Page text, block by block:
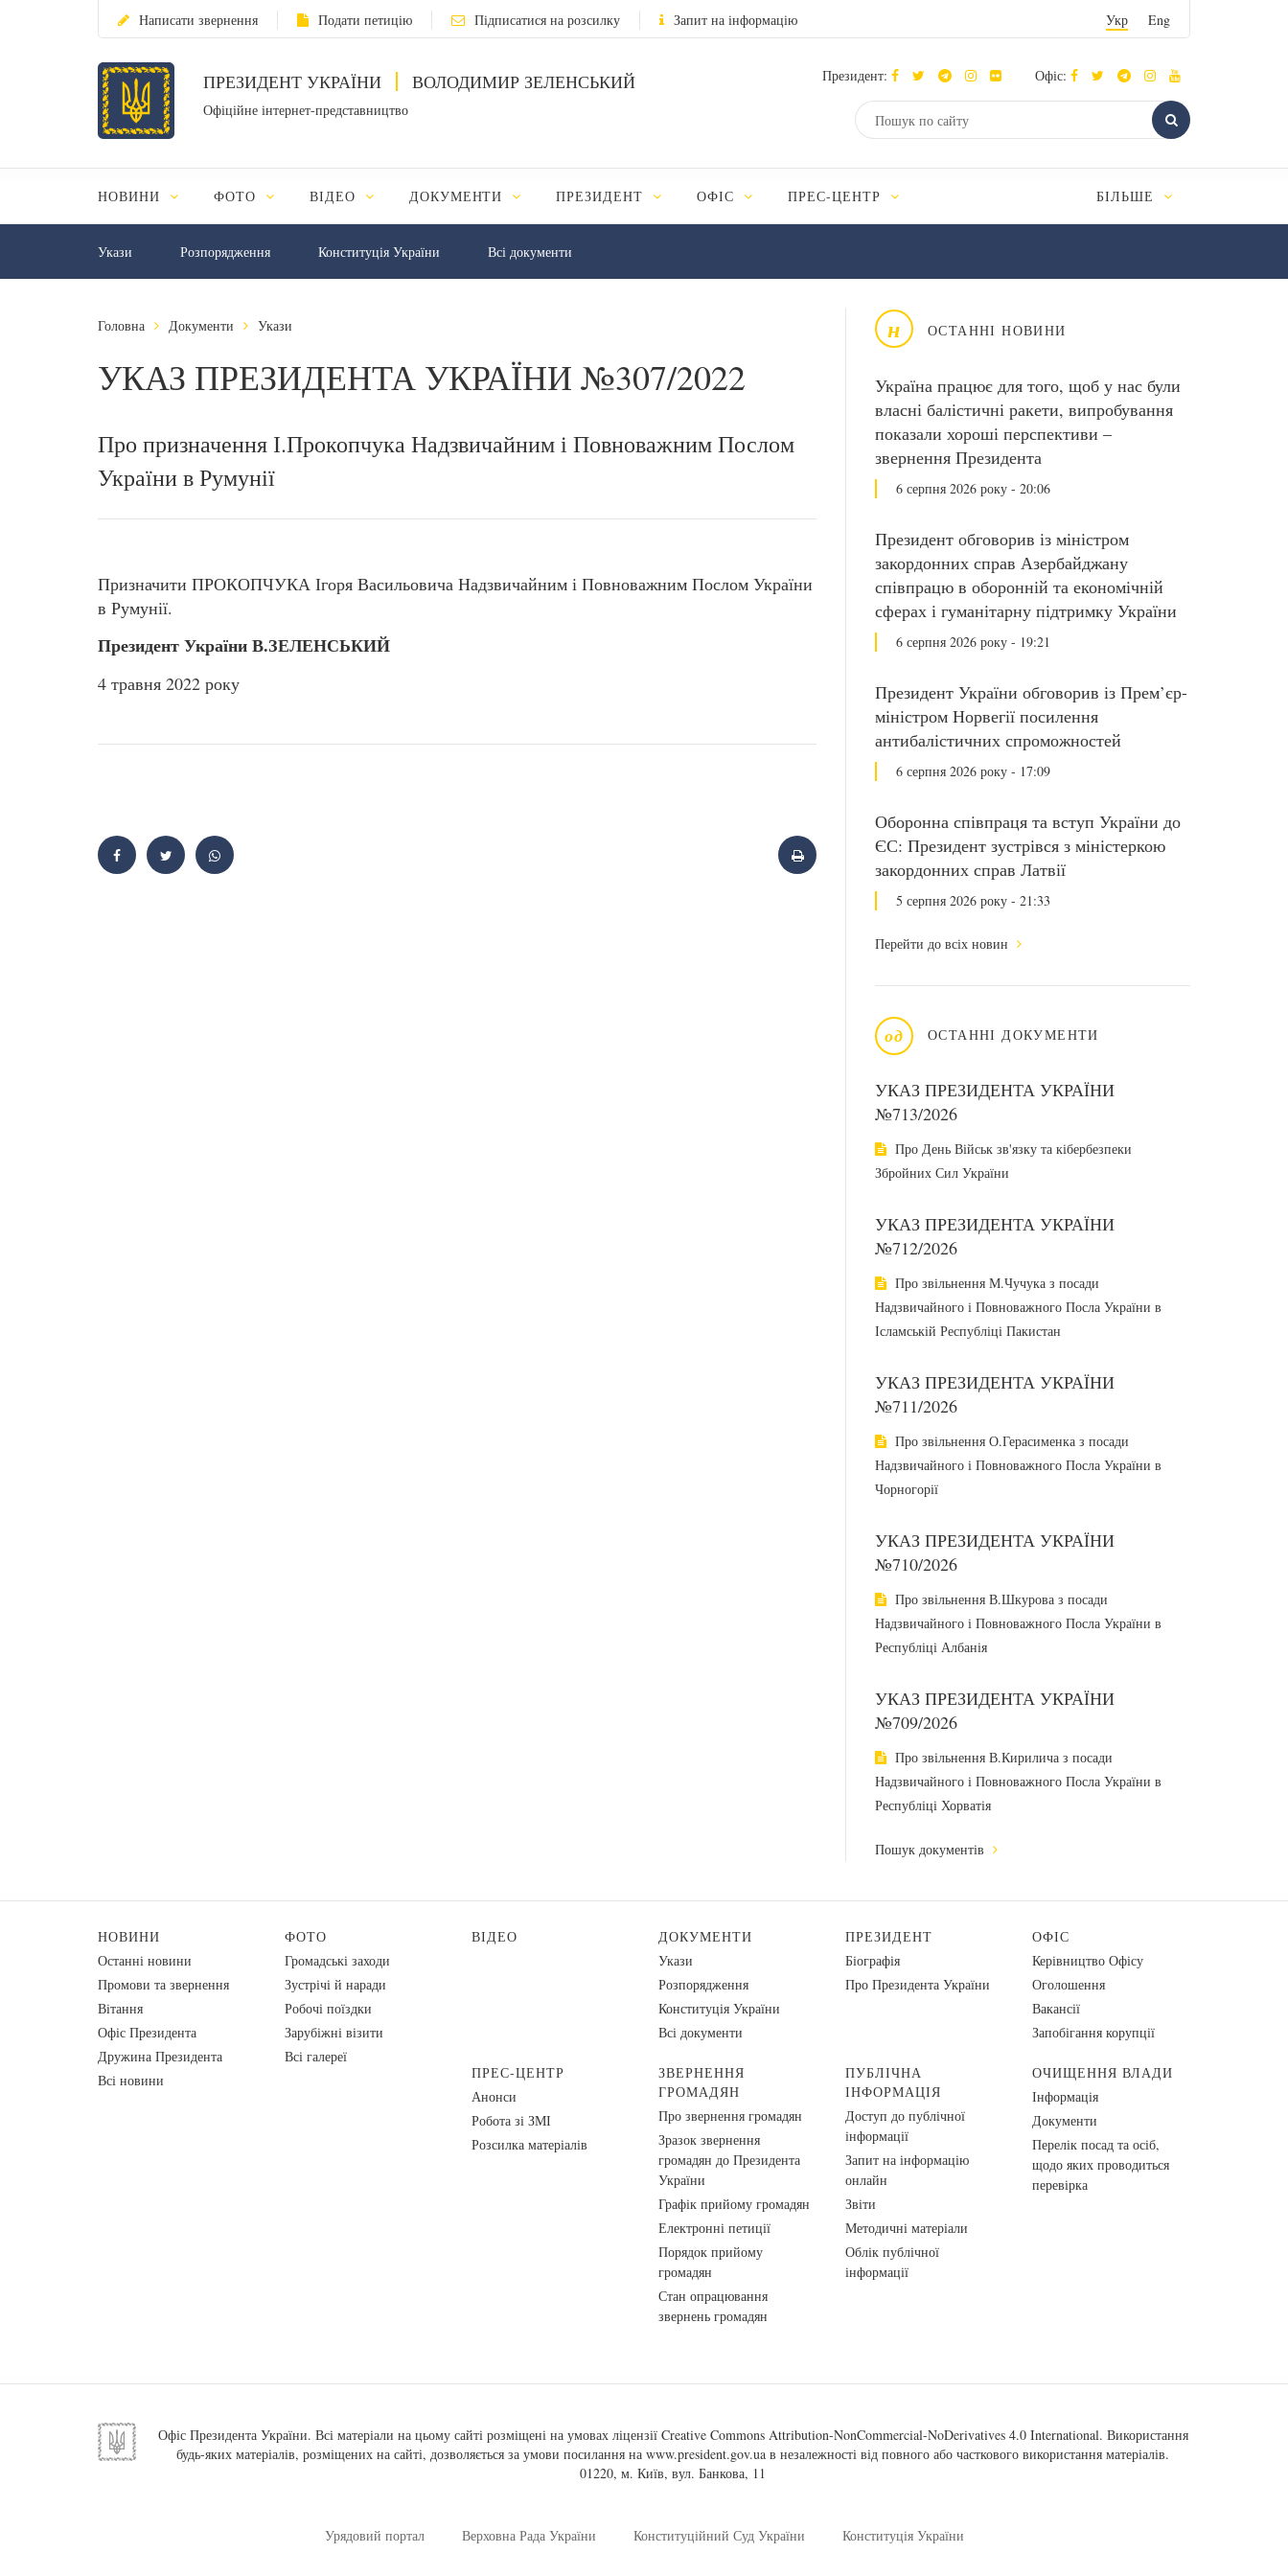
Написати звернення Подати петицію Підписатися на розсилку Запит на інформацію Укр Eng
ПРЕЗИДЕНТ УКРАЇНИ ВОЛОДИМИР ЗЕЛЕНСЬКИЙ
Офіційне інтернет-представництво
Президент: Офіс:
НОВИНИ ФОТО ВІДЕО ДОКУМЕНТИ ПРЕЗИДЕНТ ОФІС ПРЕС-ЦЕНТР БІЛЬШЕ
Укази Розпорядження Конституція України Всі документи
н ОСТАННІ НОВИНИ
Україна працює для того, щоб у нас були
власні балістичні ракети, випробування
показали хороші перспективи –
звернення Президента
6 серпня 2026 року - 20:06
Президент обговорив із міністром
закордонних справ Азербайджану
співпрацю в оборонній та економічній
сферах і гуманітарну підтримку України
6 серпня 2026 року - 19:21
Президент України обговорив із Прем’єр-
міністром Норвегії посилення
антибалістичних спроможностей
6 серпня 2026 року - 17:09
Оборонна співпраця та вступ України до
ЄС: Президент зустрівся з міністеркою
закордонних справ Латвії
5 серпня 2026 року - 21:33
Перейти до всіх новин
од ОСТАННІ ДОКУМЕНТИ
УКАЗ ПРЕЗИДЕНТА УКРАЇНИ
№713/2026
Про День Військ зв'язку та кібербезпеки
Збройних Сил України
УКАЗ ПРЕЗИДЕНТА УКРАЇНИ
№712/2026
Про звільнення М.Чучука з посади
Надзвичайного і Повноважного Посла України в
Ісламській Республіці Пакистан
УКАЗ ПРЕЗИДЕНТА УКРАЇНИ
№711/2026
Про звільнення О.Герасименка з посади
Надзвичайного і Повноважного Посла України в
Чорногорії
УКАЗ ПРЕЗИДЕНТА УКРАЇНИ
№710/2026
Про звільнення В.Шкурова з посади
Надзвичайного і Повноважного Посла України в
Республіці Албанія
УКАЗ ПРЕЗИДЕНТА УКРАЇНИ
№709/2026
Про звільнення В.Кирилича з посади
Надзвичайного і Повноважного Посла України в
Республіці Хорватія
Пошук документів
Головна Документи Укази
УКАЗ ПРЕЗИДЕНТА УКРАЇНИ №307/2022
Про призначення І.Прокопчука Надзвичайним і Повноважним Послом
України в Румунії
Призначити ПРОКОПЧУКА Ігоря Васильовича Надзвичайним і Повноважним Послом України
в Румунії.
Президент України В.ЗЕЛЕНСЬКИЙ
4 травня 2022 року
НОВИНИ
Останні новини
Промови та звернення
Вiтання
Офіс Президента
Дружина Президента
Всі новини
ФОТО
Громадські заходи
Зустрічі й наради
Робочі поїздки
Зарубіжні візити
Всі галереї
ВІДЕО
ДОКУМЕНТИ
Укази
Розпорядження
Конституція України
Всі документи
ПРЕЗИДЕНТ
Біографія
Про Президента України
ОФІС
Керівництво Офісу
Оголошення
Вакансії
Запобігання корупції
ПРЕС-ЦЕНТР
Анонси
Робота зі ЗМІ
Розсилка матеріалів
ЗВЕРНЕННЯ
ГРОМАДЯН
Про звернення громадян
Зразок звернення
громадян до Президента
України
Графік прийому громадян
Електронні петиції
Порядок прийому
громадян
Стан опрацювання
звернень громадян
ПУБЛІЧНА
ІНФОРМАЦІЯ
Доступ до публічної
інформації
Запит на інформацію
онлайн
Звіти
Методичні матеріали
Облік публічної
інформації
ОЧИЩЕННЯ ВЛАДИ
Інформація
Документи
Перелік посад та осіб,
щодо яких проводиться
перевірка
Офіс Президента України. Всі матеріали на цьому сайті розміщені на умовах ліцензії Creative Commons Attribution-NonCommercial-NoDerivatives 4.0 International. Використання
будь-яких матеріалів, розміщених на сайті, дозволяється за умови посилання на www.president.gov.ua в незалежності від повного або часткового використання матеріалів.
01220, м. Київ, вул. Банкова, 11
Урядовий портал Верховна Рада України Конституційний Суд України Конституція України